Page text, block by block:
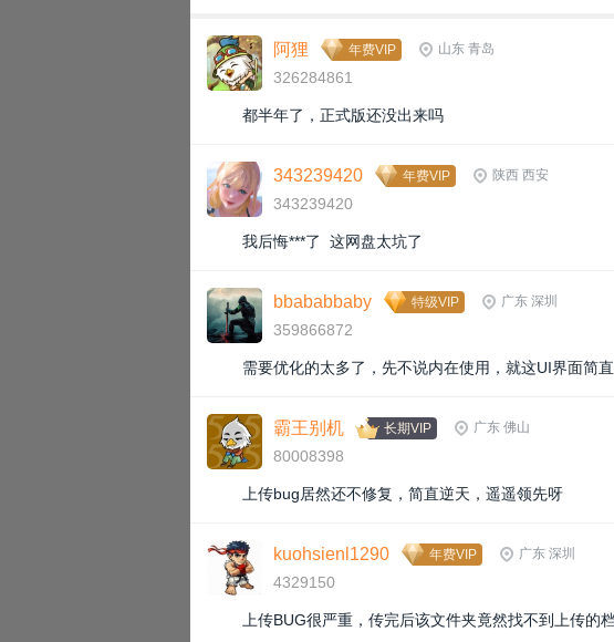
‹
阿狸 年费VIP 山东 青岛
326284861
都半年了，正式版还没出来吗
343239420 年费VIP 陕西 西安
343239420
我后悔***了 这网盘太坑了
bbababbaby 特级VIP 广东 深圳
359866872
需要优化的太多了，先不说内在使用，就这UI界面简
霸王别机 长期VIP 广东 佛山
80008398
上传bug居然还不修复，简直逆天，遥遥领先呀
kuohsienl1290 年费VIP 广东 深圳
4329150
上传BUG很严重，传完后该文件夹竟然找不到上传